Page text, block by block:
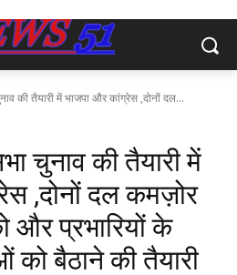
की तैयारी में भाजपा और कांग्रेस ,दोनों दल...
चुनाव की तैयारी में
,दोनों दल कमज़ोर
और प्रभारियों के
को बैठाने की तैयारी